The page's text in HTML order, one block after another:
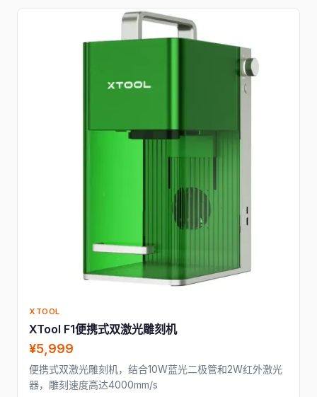
XTOOL
XTool F1便携式双激光雕刻机
¥5,999
便携式双激光雕刻机，结合10W蓝光二极管和2W红外激光
器，雕刻速度高达4000mm/s